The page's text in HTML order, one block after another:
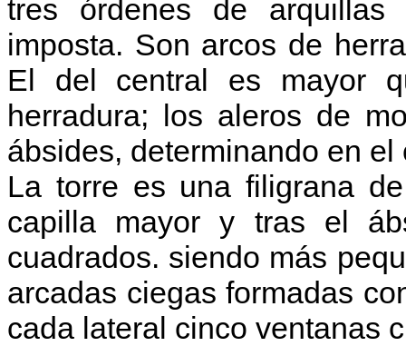
tres órdenes de
imposta. Son arcos de
El del central es mayor
herradura; los aleros de
ábsides, determinando en
La torre es una filigrana
capilla mayor y tras el
cuadrados. siendo más
arcadas ciegas formadas
cada lateral cinco ventanas